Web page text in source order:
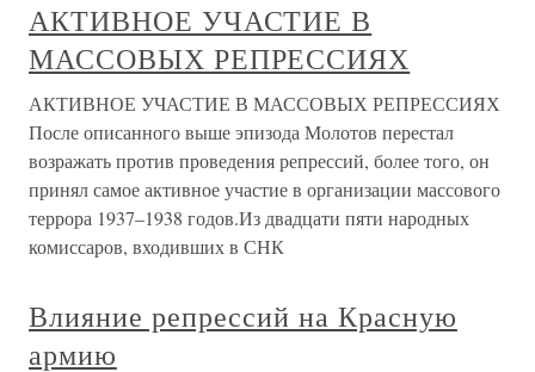
АКТИВНОЕ УЧАСТИЕ В
МАССОВЫХ РЕПРЕССИЯХ
АКТИВНОЕ УЧАСТИЕ В МАССОВЫХ РЕПРЕССИЯХ
После описанного выше эпизода Молотов перестал
возражать против проведения репрессий, более того, он
принял самое активное участие в организации массового
террора 1937–1938 годов.Из двадцати пяти народных
комиссаров, входивших в СНК
Влияние репрессий на Красную
армию